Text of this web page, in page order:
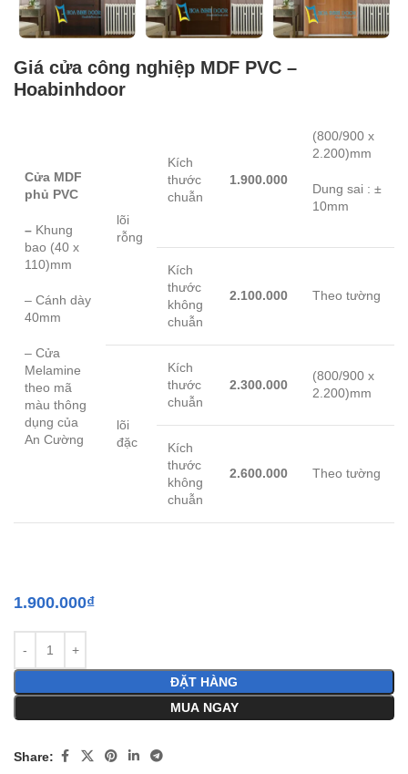
Giá cửa công nghiệp MDF PVC –
Hoabinhdoor
Cửa MDF
phủ PVC
– Khung
bao (40 x
110)mm
– Cánh dày
40mm
– Cửa
Melamine
theo mã
màu thông
dụng của
An Cường
lõi
rỗng
Kích
thước
chuẫn
1.900.000
(800/900 x
2.200)mm
Dung sai : ±
10mm
Kích
thước
không
chuẫn
2.100.000 Theo tường
lõi
đặc
Kích
thước
chuẫn
2.300.000
(800/900 x
2.200)mm
Kích
thước
không
chuẫn
2.600.000 Theo tường
1.900.000₫
ĐẶT HÀNG
MUA NGAY
Share: